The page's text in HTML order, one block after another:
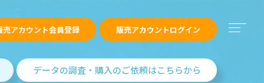
売アカウント会員登録 販売アカウントログイン
データの調査・購入のご依頼はこちらから